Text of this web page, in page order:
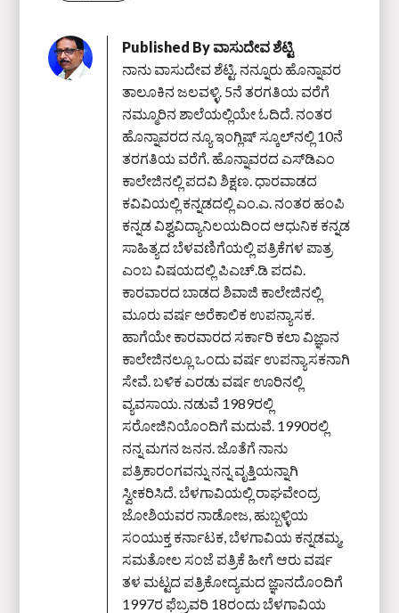
Published By ವಾಸುದೇವ ಶೆಟ್ಟಿ
ನಾನು ವಾಸುದೇವ ಶೆಟ್ಟಿ. ನನ್ನೂರು ಹೊನ್ನಾವರ
ತಾಲೂಕಿನ ಜಲವಳ್ಳಿ. 5ನೆ ತರಗತಿಯ ವರೆಗೆ
ನಮ್ಮೂರಿನ ಶಾಲೆಯಲ್ಲಿಯೇ ಓದಿದೆ. ನಂತರ
ಹೊನ್ನಾವರದ ನ್ಯೂ ಇಂಗ್ಲಿಷ್ ಸ್ಕೂಲ್‌ನಲ್ಲಿ 10ನೆ
ತರಗತಿಯ ವರೆಗೆ. ಹೊನ್ನಾವರದ ಎಸ್‌ಡಿಎಂ
ಕಾಲೇಜಿನಲ್ಲಿ ಪದವಿ ಶಿಕ್ಷಣ. ಧಾರವಾಡದ
ಕವಿವಿಯಲ್ಲಿ ಕನ್ನಡದಲ್ಲಿ ಎಂ.ಎ. ನಂತರ ಹಂಪಿ
ಕನ್ನಡ ವಿಶ್ವವಿದ್ಯಾನಿಲಯದಿಂದ ಆಧುನಿಕ ಕನ್ನಡ
ಸಾಹಿತ್ಯದ ಬೆಳವಣಿಗೆಯಲ್ಲಿ ಪತ್ರಿಕೆಗಳ ಪಾತ್ರ
ಎಂಬ ವಿಷಯದಲ್ಲಿ ಪಿಎಚ್‌.ಡಿ ಪದವಿ.
ಕಾರವಾರದ ಬಾಡದ ಶಿವಾಜಿ ಕಾಲೇಜಿನಲ್ಲಿ
ಮೂರು ವರ್ಷ ಅರೆಕಾಲಿಕ ಉಪನ್ಯಾಸಕ.
ಹಾಗೆಯೇ ಕಾರವಾರದ ಸರ್ಕಾರಿ ಕಲಾ ವಿಜ್ಞಾನ
ಕಾಲೇಜಿನಲ್ಲೂ ಒಂದು ವರ್ಷ ಉಪನ್ಯಾಸಕನಾಗಿ
ಸೇವೆ. ಬಳಿಕ ಎರಡು ವರ್ಷ ಊರಿನಲ್ಲಿ
ವ್ಯವಸಾಯ. ನಡುವೆ 1989ರಲ್ಲಿ
ಸರೋಜಿನಿಯೊಂದಿಗೆ ಮದುವೆ. 1990ರಲ್ಲಿ
ನನ್ನ ಮಗನ ಜನನ. ಜೊತೆಗೆ ನಾನು
ಪತ್ರಿಕಾರಂಗವನ್ನು ನನ್ನ ವೃತ್ತಿಯನ್ನಾಗಿ
ಸ್ವೀಕರಿಸಿದೆ. ಬೆಳಗಾವಿಯಲ್ಲಿ ರಾಘವೇಂದ್ರ
ಜೋಶಿಯವರ ನಾಡೋಜ, ಹುಬ್ಬಳ್ಳಿಯ
ಸಂಯುಕ್ತ ಕರ್ನಾಟಕ, ಬೆಳಗಾವಿಯ ಕನ್ನಡಮ್ಮ,
ಸಮತೋಲ ಸಂಜೆ ಪತ್ರಿಕೆ ಹೀಗೆ ಆರು ವರ್ಷ
ತಳ ಮಟ್ಟದ ಪತ್ರಿಕೋದ್ಯಮದ ಜ್ಞಾನದೊಂದಿಗೆ
1997ರ ಫೆಬ್ರವರಿ 18ರಂದು ಬೆಳಗಾವಿಯ